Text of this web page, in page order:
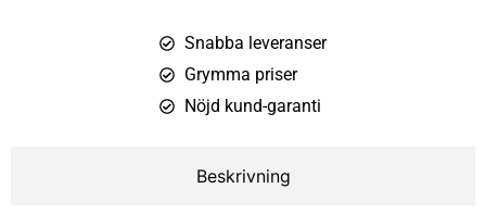
Snabba leveranser
Grymma priser
Nöjd kund-garanti
Beskrivning